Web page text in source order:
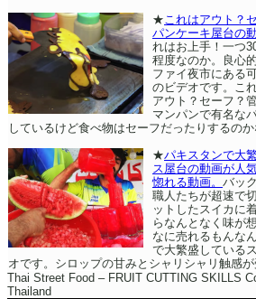
★ これはアウト？
パンケーキ屋台の
れはお上手！一つ
程度なのか。良心
ファイ夜市にある
のビデオです。こ
アウト？セーフ？
マンパンで有名な
しているけど食べ物はセーフだったりするのか
★パキスタンで大
ス屋台の動画が人
惚れる動画。 バッ
職人たちが超速で
ットしたスイカに
らなんとなく味が
なに売れるもんな
で大繁盛している
オです。シロップの甘みとシャリシャリ触感が
Thai Street Food – FRUIT CUTTING SKILLS
Thailand